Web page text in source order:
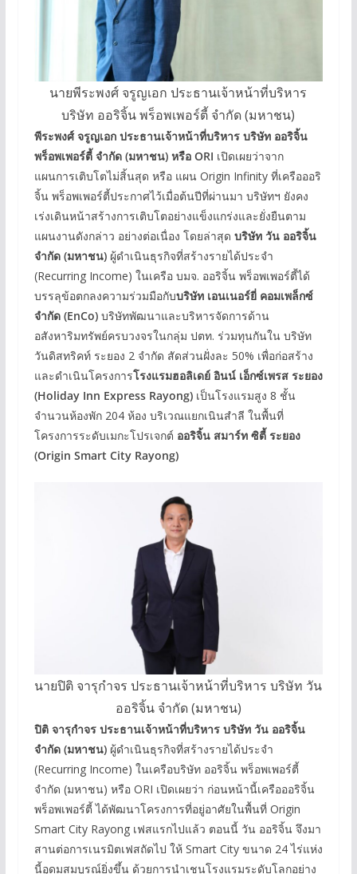
นายพีระพงศ์ จรูญเอก ประธานเจ้าหน้าที่บริหาร
บริษัท ออริจิ้น พร็อพเพอร์ตี้ จำกัด (มหาชน)
พีระพงศ์ จรูญเอก ประธานเจ้าหน้าที่บริหาร บริษัท ออริจิ้น
พร็อพเพอร์ตี้ จำกัด (มหาชน) หรือ ORI เปิดเผยว่าจาก
แผนการเติบโตไม่สิ้นสุด หรือ แผน Origin Infinity ที่เครือออริ
จิ้น พร็อพเพอร์ตี้ประกาศไว้เมื่อต้นปีที่ผ่านมา บริษัทฯ ยังคง
เร่งเดินหน้าสร้างการเติบโตอย่างแข็งแกร่งและยั่งยืนตาม
แผนงานดังกล่าว อย่างต่อเนื่อง โดยล่าสุด บริษัท วัน ออริจิ้น
จำกัด (มหาชน) ผู้ดำเนินธุรกิจที่สร้างรายได้ประจำ
(Recurring Income) ในเครือ บมจ. ออริจิ้น พร็อพเพอร์ตี้ได้
บรรลุข้อตกลงความร่วมมือกับบริษัท เอนเนอร์ยี่ คอมเพล็กซ์
จำกัด (EnCo) บริษัทพัฒนาและบริหารจัดการด้าน
อสังหาริมทรัพย์ครบวงจรในกลุ่ม ปตท. ร่วมทุนกันใน บริษัท
วันดิสทริคท์ ระยอง 2 จำกัด สัดส่วนฝั่งละ 50% เพื่อก่อสร้าง
และดำเนินโครงการโรงแรมฮอลิเดย์ อินน์ เอ็กซ์เพรส ระยอง
(Holiday Inn Express Rayong)เป็นโรงแรมสูง 8 ชั้น
จำนวนห้องพัก 204 ห้อง บริเวณแยกเนินสำลี ในพื้นที่
โครงการระดับเมกะโปรเจกต์ ออริจิ้น สมาร์ท ซิตี้ ระยอง
(Origin Smart City Rayong)
นายปิติ จารุกำจร ประธานเจ้าหน้าที่บริหาร บริษัท วัน
ออริจิ้น จำกัด (มหาชน)
ปิติ จารุกำจร ประธานเจ้าหน้าที่บริหาร บริษัท วัน ออริจิ้น
จำกัด (มหาชน) ผู้ดำเนินธุรกิจที่สร้างรายได้ประจำ
(Recurring Income) ในเครือบริษัท ออริจิ้น พร็อพเพอร์ตี้
จำกัด (มหาชน) หรือ ORI เปิดเผยว่า ก่อนหน้านี้เครือออริจิ้น
พร็อพเพอร์ตี้ ได้พัฒนาโครงการที่อยู่อาศัยในพื้นที่ Origin
Smart City Rayong เฟสแรกไปแล้ว ตอนนี้ วัน ออริจิ้น จึงมา
สานต่อการเนรมิตเฟสถัดไป ให้ Smart City ขนาด 24 ไร่แห่ง
นี้อุดมสมบูรณ์ยิ่งขึ้น ด้วยการนำเชนโรงแรมระดับโลกอย่าง